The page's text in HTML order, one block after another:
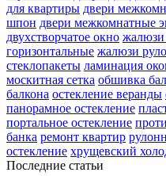
для квартиры двери
шпон двери межкомнатные
двухстворчатое окно жалюзи
горизонтальные жалюзи
стеклопакеты ламинация
москитная сетка обшивка
балкона остекление веранды
панорамное остекление
портальное остекление
банка ремонт квартир
остекление хрущевский
Последние статьи